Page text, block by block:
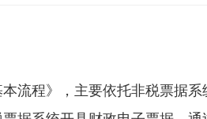
程》，主要依托非税票据系